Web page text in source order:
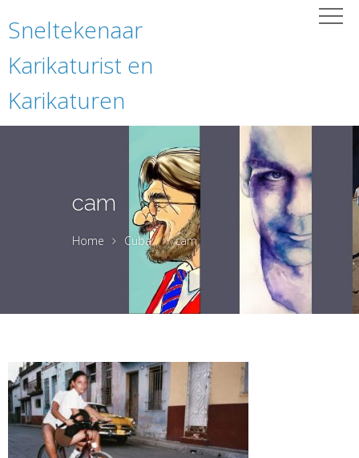
Sneltekenaar
Karikaturist en
Karikaturen
cam
Home Cuba cam